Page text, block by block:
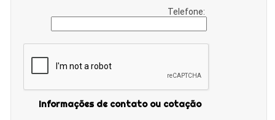
Telefone:
Informações de contato ou cotação